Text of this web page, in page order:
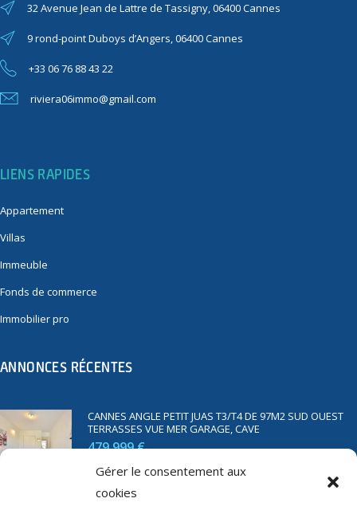
Gérer le consentement aux
cookies
32 Avenue Jean de Lattre de Tassigny, 06400 Cannes
9 rond-point Duboys d’Angers, 06400 Cannes
+33 06 76 88 43 22
riviera06immo@gmail.com
LIENS RAPIDES
Appartement
Villas
Immeuble
Fonds de commerce
Immobilier pro
ANNONCES RÉCENTES
CANNES ANGLE PETIT JUAS T3/T4 DE 97M2 SUD OUEST
TERRASSES VUE MER GARAGE, CAVE
479 999 €